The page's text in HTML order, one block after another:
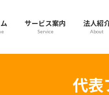
サービス案内
Service
法人紹
About
代表